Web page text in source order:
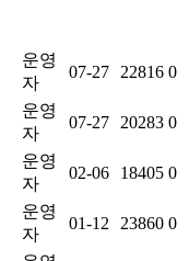
운영
자
07-27 22816 0
운영
자
07-27 20283 0
운영
자
02-06 18405 0
운영
자
01-12 23860 0